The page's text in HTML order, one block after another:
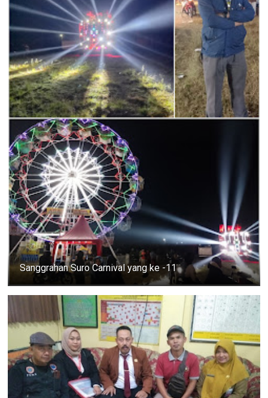
Sanggrahan Suro Carnival yang ke -11